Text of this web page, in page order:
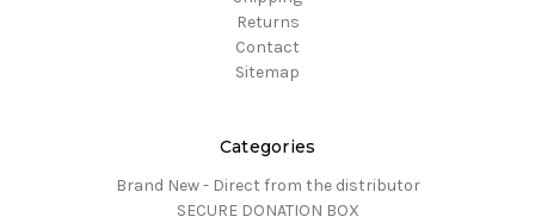
Returns
Contact
Sitemap
Categories
Brand New - Direct from the distributor
SECURE DONATION BOX